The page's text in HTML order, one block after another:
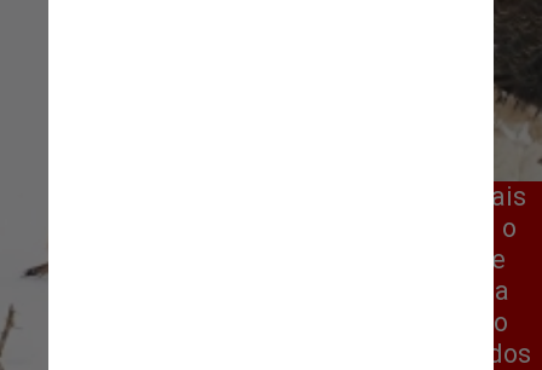
Outra categoria é a de animais
terrestres, cujo campeão foi o
fotógrafo Arthur Trevino. Ele
registrou um cão-da-pradaria
que parece estar assustando
uma águia, nos Estados Unidos